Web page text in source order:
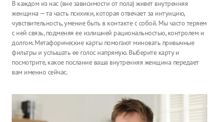
В каждом из нас (вне зависимости от пола) живет внутренняя
женщина — та часть психики, которая отвечает за интуицию,
чувствительность, умение быть в контакте с собой. Мы часто теряем
с ней связь, подменяя ее излишней рациональностью, контролем и
долгом. Метафорические карты помогают миновать привычные
фильтры и услышать ее голос напрямую. Выберите карту и
посмотрите, какое послание ваша внутренняя женщина передает
вам именно сейчас.